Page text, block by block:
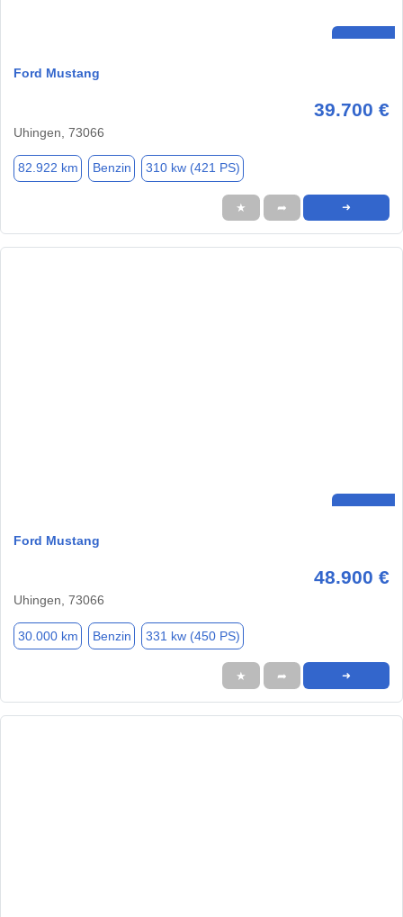
Ford Mustang
39.700 €
Uhingen, 73066
82.922 km Benzin 310 kw (421 PS)
★ ➦ ➜
Ford Mustang
48.900 €
Uhingen, 73066
30.000 km Benzin 331 kw (450 PS)
★ ➦ ➜